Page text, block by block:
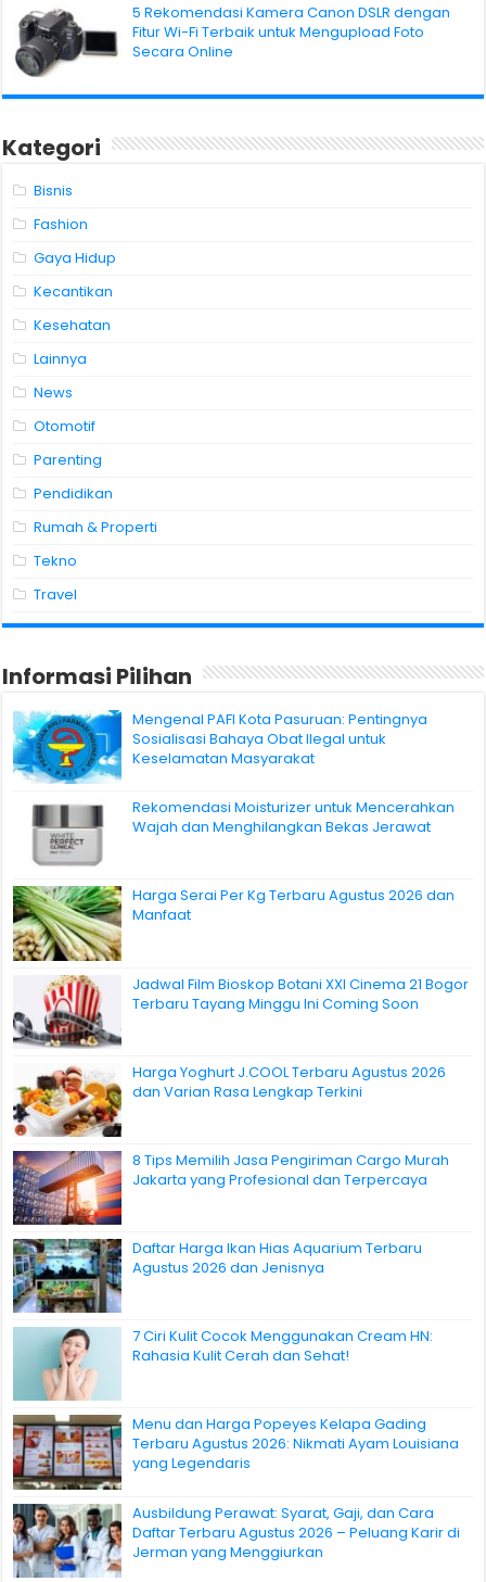
5 Rekomendasi Kamera Canon DSLR dengan
Fitur Wi-Fi Terbaik untuk Mengupload Foto
Secara Online
Kategori
Bisnis
Fashion
Gaya Hidup
Kecantikan
Kesehatan
Lainnya
News
Otomotif
Parenting
Pendidikan
Rumah & Properti
Tekno
Travel
Informasi Pilihan
Mengenal PAFI Kota Pasuruan: Pentingnya
Sosialisasi Bahaya Obat Ilegal untuk
Keselamatan Masyarakat
Rekomendasi Moisturizer untuk Mencerahkan
Wajah dan Menghilangkan Bekas Jerawat
Harga Serai Per Kg Terbaru Agustus 2026 dan
Manfaat
Jadwal Film Bioskop Botani XXI Cinema 21 Bogor
Terbaru Tayang Minggu Ini Coming Soon
Harga Yoghurt J.COOL Terbaru Agustus 2026
dan Varian Rasa Lengkap Terkini
8 Tips Memilih Jasa Pengiriman Cargo Murah
Jakarta yang Profesional dan Terpercaya
Daftar Harga Ikan Hias Aquarium Terbaru
Agustus 2026 dan Jenisnya
7 Ciri Kulit Cocok Menggunakan Cream HN:
Rahasia Kulit Cerah dan Sehat!
Menu dan Harga Popeyes Kelapa Gading
Terbaru Agustus 2026: Nikmati Ayam Louisiana
yang Legendaris
Ausbildung Perawat: Syarat, Gaji, dan Cara
Daftar Terbaru Agustus 2026 – Peluang Karir di
Jerman yang Menggiurkan